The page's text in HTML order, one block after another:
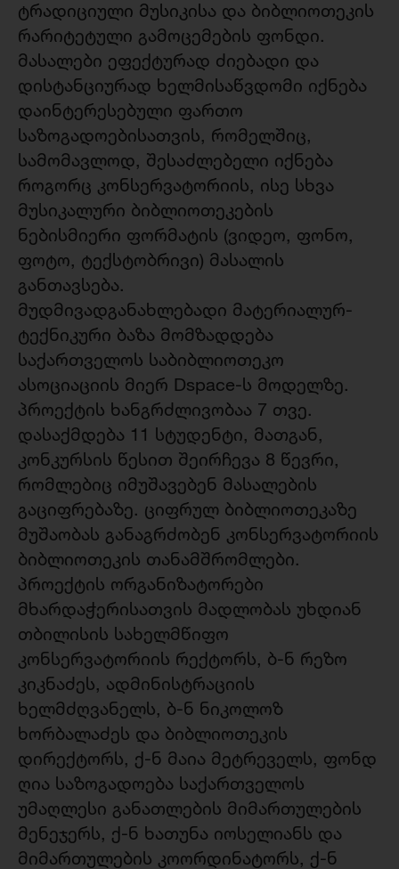
ტრადიციული მუსიკისა და ბიბლიოთეკის
რარიტეტული გამოცემების ფონდი.
მასალები ეფექტურად ძიებადი და
დისტანციურად ხელმისაწვდომი იქნება
დაინტერესებული ფართო
საზოგადოებისათვის, რომელშიც,
სამომავლოდ, შესაძლებელი იქნება
როგორც კონსერვატორიის, ისე სხვა
მუსიკალური ბიბლიოთეკების
ნებისმიერი ფორმატის (ვიდეო, ფონო,
ფოტო, ტექსტობრივი) მასალის
განთავსება.
მუდმივადგანახლებადი მატერიალურ-
ტექნიკური ბაზა მომზადდება
საქართველოს საბიბლიოთეკო
ასოციაციის მიერ Dspace-ს მოდელზე.
პროექტის ხანგრძლივობაა 7 თვე.
დასაქმდება 11 სტუდენტი, მათგან,
კონკურსის წესით შეირჩევა 8 წევრი,
რომლებიც იმუშავებენ მასალების
გაციფრებაზე. ციფრულ ბიბლიოთეკაზე
მუშაობას განაგრძობენ კონსერვატორიის
ბიბლიოთეკის თანამშრომლები.
პროექტის ორგანიზატორები
მხარდაჭერისათვის მადლობას უხდიან
თბილისის სახელმწიფო
კონსერვატორიის რექტორს, ბ-ნ რეზო
კიკნაძეს, ადმინისტრაციის
ხელმძღვანელს, ბ-ნ ნიკოლოზ
ხორბალაძეს და ბიბლიოთეკის
დირექტორს, ქ-ნ მაია მეტრეველს, ფონდ
ღია საზოგადოება საქართველოს
უმაღლესი განათლების მიმართულების
მენეჯერს, ქ-ნ ხათუნა იოსელიანს და
მიმართულების კოორდინატორს, ქ-ნ